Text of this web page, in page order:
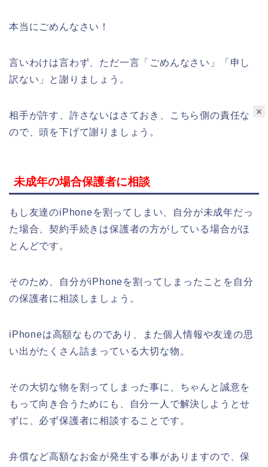
本当にごめんなさい！
言いわけは言わず、ただ一言「ごめんなさい」「申し
訳ない」と謝りましょう。
相手が許す、許さないはさておき、こちら側の責任な
ので、頭を下げて謝りましょう。
未成年の場合保護者に相談
もし友達のiPhoneを割ってしまい、自分が未成年だっ
た場合、契約手続きは保護者の方がしている場合がほ
とんどです。
そのため、自分がiPhoneを割ってしまったことを自分
の保護者に相談しましょう。
iPhoneは高額なものであり、また個人情報や友達の思
い出がたくさん詰まっている大切な物。
その大切な物を割ってしまった事に、ちゃんと誠意を
もって向き合うためにも、自分一人で解決しようとせ
ずに、必ず保護者に相談することです。
弁償など高額なお金が発生する事がありますので、保
×